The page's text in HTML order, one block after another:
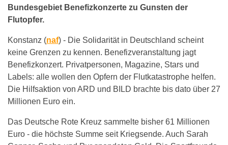
Bundesgebiet Benefizkonzerte zu Gunsten der
Flutopfer.
Konstanz (naf) - Die Solidarität in Deutschland scheint
keine Grenzen zu kennen. Benefizveranstaltung jagt
Benefizkonzert. Privatpersonen, Magazine, Stars und
Labels: alle wollen den Opfern der Flutkatastrophe helfen.
Die Hilfsaktion von ARD und BILD brachte bis dato über 27
Millionen Euro ein.
Das Deutsche Rote Kreuz sammelte bisher 61 Millionen
Euro - die höchste Summe seit Kriegsende. Auch Sarah